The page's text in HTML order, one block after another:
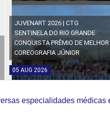
JUVENART 2026 | CTG
SENTINELA DO RIO GRANDE
CONQUISTA PRÊMIO DE MELHOR
COREOGRAFIA JÚNIOR
05 AUG 2026